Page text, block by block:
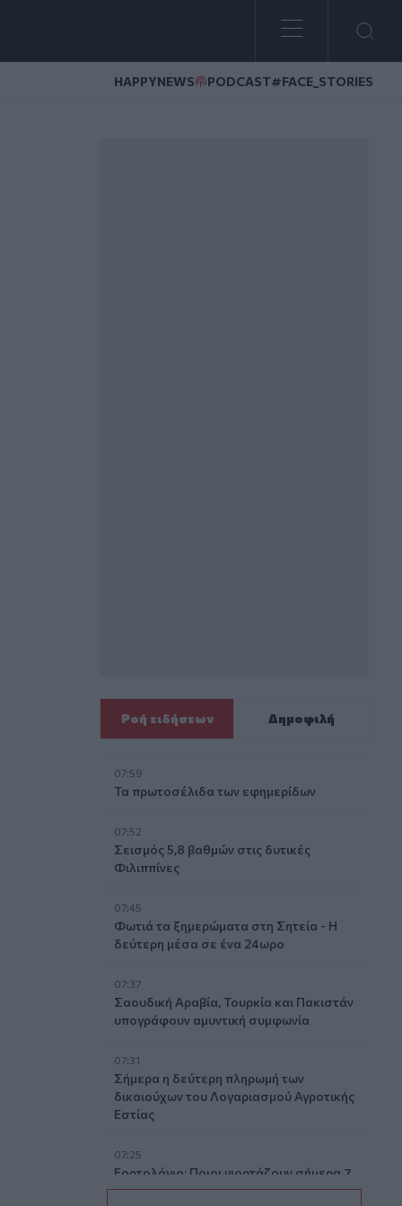
HAPPYNEWS PODCAST#FACE_STORIES
Ροή ειδήσεων Δημοφιλή
07:59
Τα πρωτοσέλιδα των εφημερίδων
07:52
Σεισμός 5,8 βαθμών στις δυτικές
Φιλιππίνες
07:45
Φωτιά τα ξημερώματα στη Σητεία - Η
δεύτερη μέσα σε ένα 24ωρο
07:37
Σαουδική Αραβία, Τουρκία και Πακιστάν
υπογράφουν αμυντική συμφωνία
07:31
Σήμερα η δεύτερη πληρωμή των
δικαιούχων του Λογαριασμού Αγροτικής
Εστίας
07:25
Εορτολόγιο: Ποιοι γιορτάζουν σήμερα 7
Αυγούστου